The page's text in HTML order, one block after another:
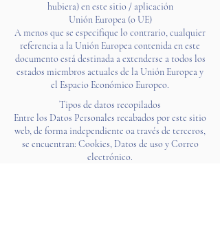
hubiera) en este sitio / aplicación
Unión Europea (o UE)
A menos que se especifique lo contrario, cualquier
referencia a la Unión Europea contenida en este
documento está destinada a extenderse a todos los
estados miembros actuales de la Unión Europea y
el Espacio Económico Europeo.
Tipos de datos recopilados
Entre los Datos Personales recabados por este sitio
web, de forma independiente oa través de terceros,
se encuentran: Cookies, Datos de uso y Correo
electrónico.